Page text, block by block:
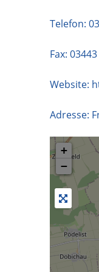
Telefon:
Fax:
Website:
Adresse:
+
−